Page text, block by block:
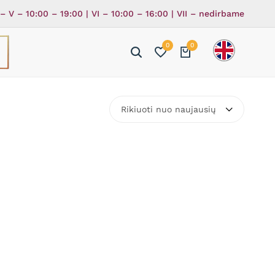
V – 10:00 – 19:00 | VI – 10:00 – 16:00 | VII – nedirbame
0 0
Rikiuoti nuo naujausių